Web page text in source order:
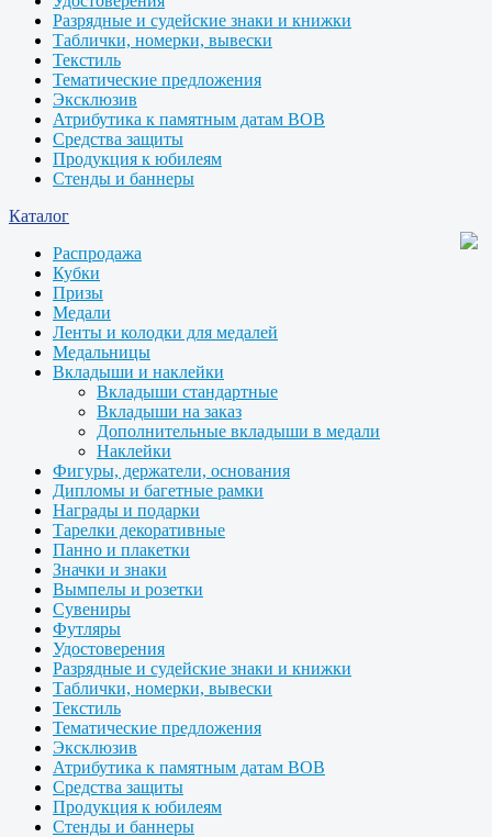
Разрядные и судейские знаки и книжки
Таблички, номерки, вывески
Текстиль
Тематические предложения
Эксклюзив
Атрибутика к памятным датам ВОВ
Средства защиты
Продукция к юбилеям
Стенды и баннеры
Каталог
Распродажа
Кубки
Призы
Медали
Ленты и колодки для медалей
Медальницы
Вкладыши и наклейки
Вкладыши стандартные
Вкладыши на заказ
Дополнительные вкладыши в медали
Наклейки
Фигуры, держатели, основания
Дипломы и багетные рамки
Награды и подарки
Тарелки декоративные
Панно и плакетки
Значки и знаки
Вымпелы и розетки
Сувениры
Футляры
Удостоверения
Разрядные и судейские знаки и книжки
Таблички, номерки, вывески
Текстиль
Тематические предложения
Эксклюзив
Атрибутика к памятным датам ВОВ
Средства защиты
Продукция к юбилеям
Стенды и баннеры